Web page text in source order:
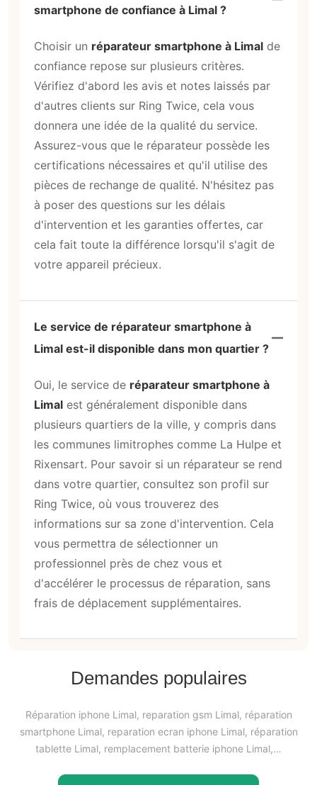
smartphone de confiance à Limal ?
Choisir un réparateur smartphone à Limal de
confiance repose sur plusieurs critères.
Vérifiez d'abord les avis et notes laissés par
d'autres clients sur Ring Twice, cela vous
donnera une idée de la qualité du service.
Assurez-vous que le réparateur possède les
certifications nécessaires et qu'il utilise des
pièces de rechange de qualité. N'hésitez pas
à poser des questions sur les délais
d'intervention et les garanties offertes, car
cela fait toute la différence lorsqu'il s'agit de
votre appareil précieux.
Le service de réparateur smartphone à
Limal est-il disponible dans mon quartier ?
Oui, le service de réparateur smartphone à
Limal est généralement disponible dans
plusieurs quartiers de la ville, y compris dans
les communes limitrophes comme La Hulpe et
Rixensart. Pour savoir si un réparateur se rend
dans votre quartier, consultez son profil sur
Ring Twice, où vous trouverez des
informations sur sa zone d'intervention. Cela
vous permettra de sélectionner un
professionnel près de chez vous et
d'accélérer le processus de réparation, sans
frais de déplacement supplémentaires.
Demandes populaires
Réparation iphone Limal, reparation gsm Limal, réparation
smartphone Limal, reparation ecran iphone Limal, réparation
tablette Limal, remplacement batterie iphone Limal,…